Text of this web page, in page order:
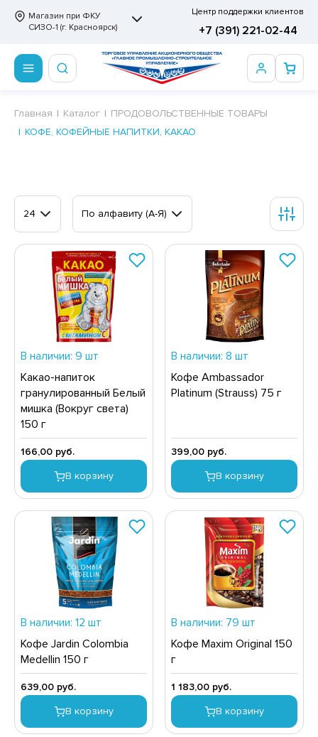
Магазин при ФКУ
СИЗО-1 (г. Красноярск)
Центр поддержки клиентов
+7 (391) 221-02-44
ПРОДОВОЛЬСТВЕННЫЕ ТОВАРЫ
ВАФЕЛЬНЫЕ ТОРТЫ
ПИТЬЕВАЯ, МИНЕРАЛЬНАЯ
РЕЗИНКА
ПАСТИЛА, МАРМЕЛАД
ПРОДУКТЫ
ИЗДЕЛИЯ, ДЕЛИКАТЕСЫ
МОЛОЧНЫЕ
МЯСНЫЕ
ОВОЩНЫЕ
ФРУКТОВО-ЯГОДНЫЕ
КОФЕЙНЫЕ НАПИТКИ, КАКАО
РАСТИТЕЛЬНОЕ
СЛИВОЧНОЕ, СПРЕД
ПИТЬЕВОЕ
БЫСТРОГО ПРИГОТОВЛЕНИЯ
НЕПРОДОВОЛЬСТВЕННЫЕ ТОВАРЫ
ТУАЛЕТНАЯ
И ВАТНО-ГИГИЕНИЧЕСКАЯ ПРОДУКЦИЯ
ДЛЯ ДУША
ТОВАРЫ
СРЕДСТВА
ТУАЛЕТНОЕ
ХОЗЯЙСТВЕННОЕ
ДЛЯ УХОДА ЗА ПОЛОСТЬЮ РТА
ДЛЯ БРИТЬЯ И ПОСЛЕ БРИТЬЯ
ДЛЯ МЫТЬЯ ПОСУДЫ
ДЛЯ СТИРКИ
ДЛЯ УХОДА ЗА ВОЛОСАМИ И КОЖЕЙ
ДЛЯ УХОДА ЗА КОЖЕЙ НОГ
ДЛЯ УХОДА ЗА КОЖЕЙ РУК
ДЛЯ УХОДА ЗА ПОЛОСТЬЮ РТА
ДЛЯ УХОДА ЗА ТЕЛОМ
Сертификаты
Главная Каталог
ПРОДОВОЛЬСТВЕННЫЕ ТОВАРЫ
КОФЕ, КОФЕЙНЫЕ НАПИТКИ, КАКАО
24 По алфавиту (А-Я)
В наличии: 9 шт
Какао-напиток
гранулированный Белый
мишка (Вокруг света)
150 г
166,00 руб.
В корзину
В наличии: 8 шт
Кофе Ambassador
Platinum (Strauss) 75 г
399,00 руб.
В корзину
В наличии: 12 шт
Кофе Jardin Colombia
Medellin 150 г
639,00 руб.
В корзину
В наличии: 79 шт
Кофе Maxim Original 150
г
1 183,00 руб.
В корзину